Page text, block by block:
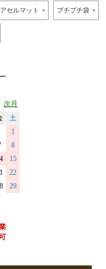
セルマット プチプチ袋